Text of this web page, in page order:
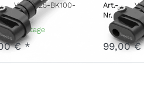
V-TA12-25-BK100-
229
7 Werktage
€ *
Art.-
Nr.
V-
3 - 7
99,00